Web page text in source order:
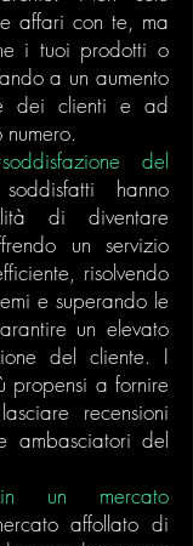
affari con te, ma
i tuoi prodotti o
a un aumento
dei clienti e ad
del
hanno
di diventare
un servizio
risolvendo
e superando le
un elevato
del cliente. I
propensi a fornire
recensioni
ambasciatori del
in un mercato
affollato di